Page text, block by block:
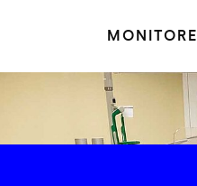
MONITORE